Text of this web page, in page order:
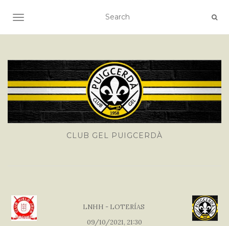
TOGGLE NAVIGATION
CLUB GEL PUIGCERDÀ
LNHH - LOTERÍAS
09/10/2021, 21:30